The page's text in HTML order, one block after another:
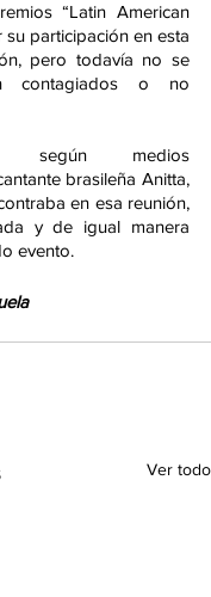
“Latin American
su participación en esta
pero todavía no se
contagiados o no
según medios
brasileña Anitta,
en esa reunión,
y de igual manera
evento.
Ver todo